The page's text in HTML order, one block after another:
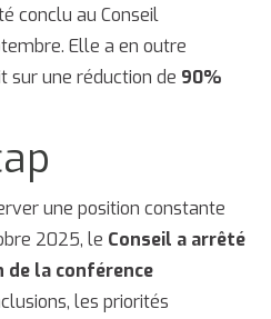
conclu au Conseil
Elle a en outre
sur une réduction de 90%
une position constante
2025, le Conseil a arrêté
de la conférence
les priorités